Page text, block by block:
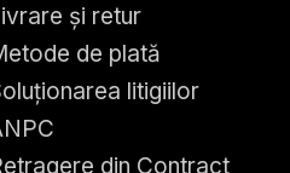
și retur
de plată
litigiilor
din Contract